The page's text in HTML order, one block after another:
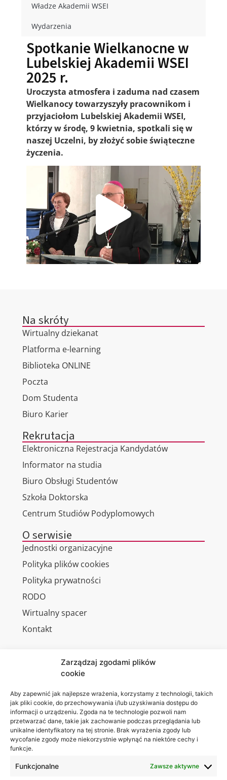
Zarządzaj zgodami plików
cookie
Aby zapewnić jak najlepsze wrażenia, korzystamy z technologii, takich
jak pliki cookie, do przechowywania i/lub uzyskiwania dostępu do
informacji o urządzeniu. Zgoda na te technologie pozwoli nam
przetwarzać dane, takie jak zachowanie podczas przeglądania lub
unikalne identyfikatory na tej stronie. Brak wyrażenia zgody lub
wycofanie zgody może niekorzystnie wpłynąć na niektóre cechy i
funkcje.
Funkcjonalne Zawsze aktywne
Władze Akademii WSEI
Wydarzenia
Spotkanie Wielkanocne w
Lubelskiej Akademii WSEI
2025 r.
Uroczysta atmosfera i zaduma nad czasem
Wielkanocy towarzyszyły pracownikom i
przyjaciołom Lubelskiej Akademii WSEI,
którzy w środę, 9 kwietnia, spotkali się w
naszej Uczelni, by złożyć sobie świąteczne
życzenia.
Na skróty
Wirtualny dziekanat
Platforma e-learning
Biblioteka ONLINE
Poczta
Dom Studenta
Biuro Karier
Rekrutacja
Elektroniczna Rejestracja Kandydatów
Informator na studia
Biuro Obsługi Studentów
Szkoła Doktorska
Centrum Studiów Podyplomowych
O serwisie
Jednostki organizacyjne
Polityka plików cookies
Polityka prywatności
RODO
Wirtualny spacer
Kontakt
Akademia
WSEI
ul.
Projektowa
4